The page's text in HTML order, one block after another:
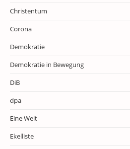
Christentum
Corona
Demokratie
Demokratie in Bewegung
DiB
dpa
Eine Welt
Ekelliste